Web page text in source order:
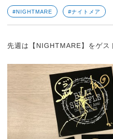
#NIGHTMARE #ナイトメア
先週は【NIGHTMARE】をゲス